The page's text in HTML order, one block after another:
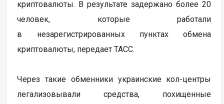
криптовалюты. В результате задержано более 20
человек, которые работали
в незарегистрированных пунктах обмена
криптовалюты, передает ТАСС.
Через такие обменники украинские кол-центры
легализовывали средства, похищенные